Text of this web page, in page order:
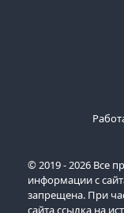
© 2019 - 2026 Все
информации с
запрещена. При